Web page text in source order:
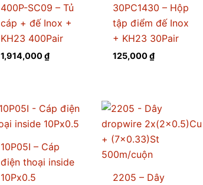
400P-SC09 – Tủ
cáp + đế Inox +
KH23 400Pair
1,914,000₫
30PC1430 – Hộp
tập điểm đế Inox
+ KH23 30Pair
125,000₫
10P05I – Cáp
điện thoại inside
10Px0.5
2205 – Dây